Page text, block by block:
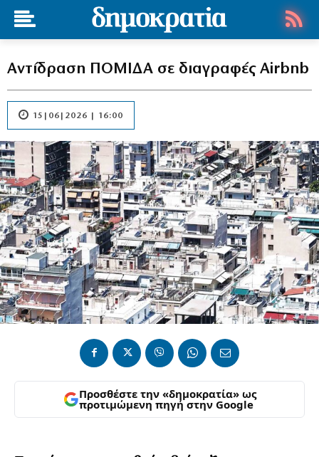
Αντίδραση ΠΟΜΙΔΑ σε διαγραφές Airbnb
15|06|2026 | 16:00
Προσθέστε την «δημοκρατία» ως
προτιμώμενη πηγή στην Google